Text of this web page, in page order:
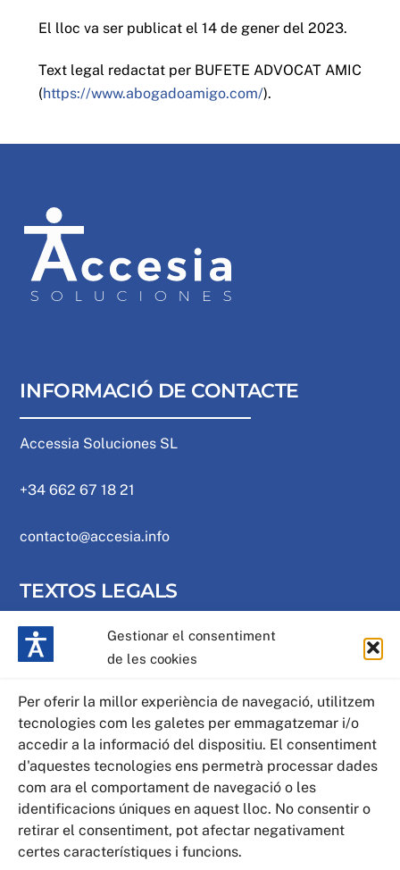
Gestionar el consentiment
de les cookies
Per oferir la millor experiència de navegació, utilitzem
tecnologies com les galetes per emmagatzemar i/o
accedir a la informació del dispositiu. El consentiment
d'aquestes tecnologies ens permetrà processar dades
com ara el comportament de navegació o les
identificacions úniques en aquest lloc. No consentir o
retirar el consentiment, pot afectar negativament
certes característiques i funcions.
El lloc va ser publicat el 14 de gener del 2023.
Text legal redactat per BUFETE ADVOCAT AMIC
(https://www.abogadoamigo.com/).
INFORMACIÓ DE CONTACTE
Accessia Soluciones SL
+34 662 67 18 21
contacto@accesia.info
TEXTOS LEGALS
Política de privacitat
Avís legal
Mapa web
Declaració d'accessibilitat